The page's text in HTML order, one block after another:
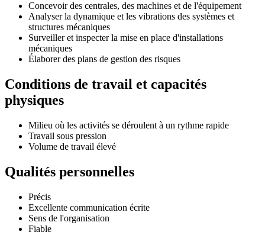
Concevoir des centrales, des machines et de l'équipement
Analyser la dynamique et les vibrations des systèmes et
structures mécaniques
Surveiller et inspecter la mise en place d'installations
mécaniques
Élaborer des plans de gestion des risques
Conditions de travail et capacités
physiques
Milieu où les activités se déroulent à un rythme rapide
Travail sous pression
Volume de travail élevé
Qualités personnelles
Précis
Excellente communication écrite
Sens de l'organisation
Fiable